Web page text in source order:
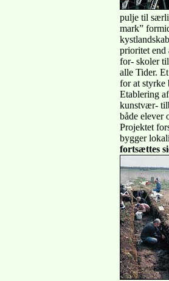
pulje til
mark”
prioritet end
for- skoler
alle Tider.
for at styrke
Etablering
kunstvær-
både elever
Projektet
bygger
fortsættes